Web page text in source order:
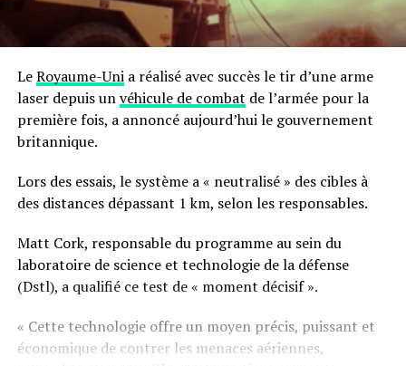
LeRoyaume-Unia réalisé avec succès le tir d’une arme
laser depuis unvéhicule de combat de l’armée pour la
première fois, a annoncé aujourd’hui le gouvernement
britannique.
Lors des essais, le système a « neutralisé » des cibles à
des distances dépassant 1 km, selon les responsables.
Matt Cork, responsable du programme au sein du
laboratoire de science et technologie de la défense
(Dstl), a qualifié ce test de « moment décisif ».
« Cette technologie offre un moyen précis, puissant et
économique de contrer les menaces aériennes,